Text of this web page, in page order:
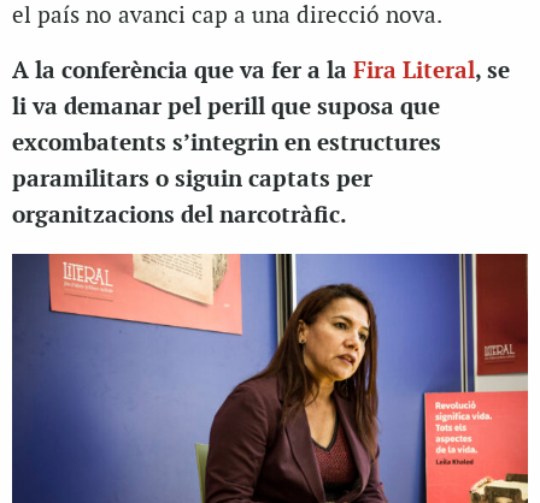
el país no avanci cap a una direcció nova.
A la conferència que va fer a la Fira Literal, se
li va demanar pel perill que suposa que
excombatents s’integrin en estructures
paramilitars o siguin captats per
organitzacions del narcotràfic.